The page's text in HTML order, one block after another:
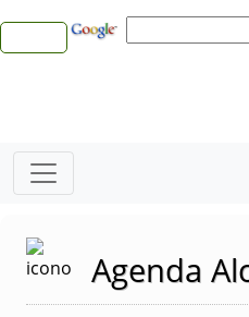
Agenda